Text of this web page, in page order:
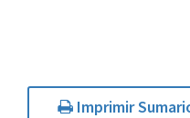
Imprimir